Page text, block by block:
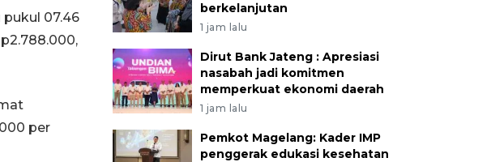
pukul 07.46
per
berkelanjutan
1 jam lalu
Dirut Bank Jateng : Apresiasi
nasabah jadi komitmen
memperkuat ekonomi daerah
1 jam lalu
Pemkot Magelang: Kader IMP
penggerak edukasi kesehatan